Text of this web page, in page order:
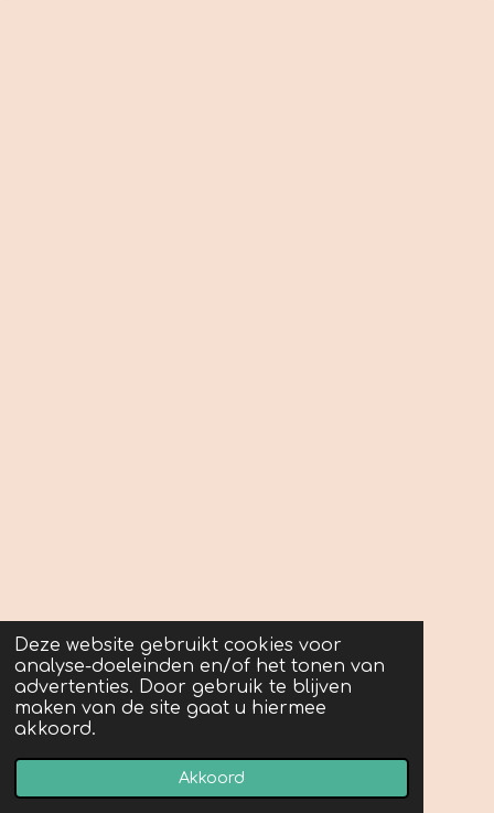
Deze website gebruikt cookies voor
analyse-doeleinden en/of het tonen van
advertenties. Door gebruik te blijven
maken van de site gaat u hiermee
akkoord.
Akkoord